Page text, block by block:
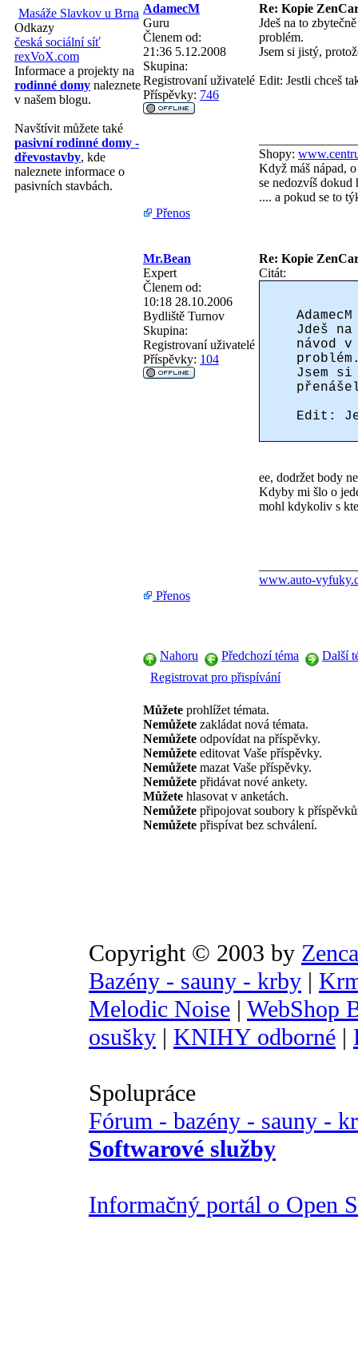
Masáže Slavkov u Brna
Odkazy
česká sociální síť
rexVoX.com
Informace a projekty na
rodinné domy naleznete
v našem blogu.
Navštívit můžete také
pasivní rodinné domy -
dřevostavby, kde
naleznete informace o
pasivních stavbách.
AdamecM
Re: Kopie
Guru
Členem od:
21:36 5.12.2008
Skupina:
Registrovaní uživatelé
Příspěvky: 746
Jdeš na to
problém.
Jsem si jistý,
Edit: Jestli chceš
Shopy:
Když máš nápad,
se nedozvíš dokud
.... a pokud se to
Přenos
Mr.Bean
Re: Kopie
Expert
Členem od:
10:18 28.10.2006
Bydliště Turnov
Skupina:
Registrovaní uživatelé
Příspěvky: 104
Citát:
Jdeš
návod
Jsem
Edit:
ee, dodržet body
Kdyby mi šlo o
mohl kdykoliv s
www.auto-
Přenos
Nahoru Předchozí téma
Další
Registrovat pro přispívání
Můžete prohlížet témata.
Nemůžete zakládat nová témata.
Nemůžete odpovídat na příspěvky.
Nemůžete editovat Vaše příspěvky.
Nemůžete mazat Vaše příspěvky.
Nemůžete přidávat nové ankety.
Můžete hlasovat v anketách.
Nemůžete připojovat soubory k
Nemůžete přispívat bez schválení.
Copyright © 2003 by
Bazény - sauny - krby |
Melodic Noise | WebShop
osušky | KNIHY odborné |
Spolupráce
Fórum - bazény - sauny -
Softwarové služby
Informačný portál o Open